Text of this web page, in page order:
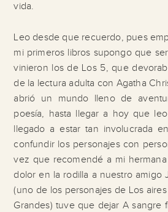
vida.
Leo desde que recuerdo, pues
mi primeros libros supongo que
vinieron los de Los 5, que
de la lectura adulta con Agatha
abrió un mundo lleno de
poesía, hasta llegar a hoy que
llegado a estar tan involucrada
confundir los personajes con
vez que recomendé a mi
dolor en la rodilla a nuestro amigo
(uno de los personajes de Los
Grandes) tuve que dejar A sangre